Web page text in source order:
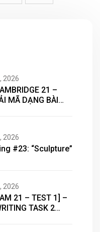
2026
21 –
MÃ DẠNG BÀI
2026
#23: “Sculpture”
2026
21 – TEST 1] –
TASK 2